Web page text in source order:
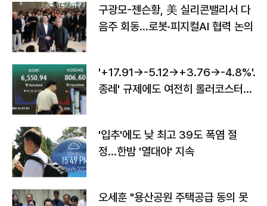
구광모-젠슨황, 美 실리콘밸리서 다
음주 회동…로봇·피지컬AI 협력 논의
'+17.91→-5.12→+3.76→-4.8%'…'
종레' 규제에도 여전히 롤러코스터
'입추'에도 낮 최고 39도 폭염 절
정…한밤 '열대야' 지속
오세훈 "용산공원 주택공급 동의 못